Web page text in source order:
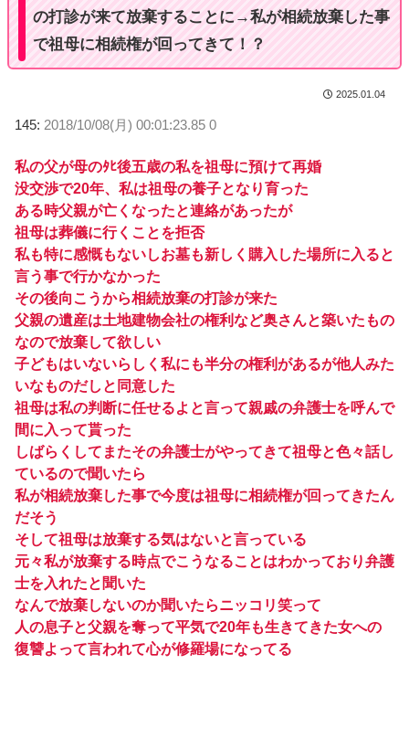
の打診が来て放棄することに→私が相続放棄した事
で祖母に相続権が回ってきて！？
2025.01.04
145: 2018/10/08(月) 00:01:23.85 0
私の父が母のﾀﾋ後五歳の私を祖母に預けて再婚
没交渉で20年、私は祖母の養子となり育った
ある時父親が亡くなったと連絡があったが
祖母は葬儀に行くことを拒否
私も特に感慨もないしお墓も新しく購入した場所に入ると
言う事で行かなかった
その後向こうから相続放棄の打診が来た
父親の遺産は土地建物会社の権利など奥さんと築いたもの
なので放棄して欲しい
子どもはいないらしく私にも半分の権利があるが他人みた
いなものだしと同意した
祖母は私の判断に任せるよと言って親戚の弁護士を呼んで
間に入って貰った
しばらくしてまたその弁護士がやってきて祖母と色々話し
ているので聞いたら
私が相続放棄した事で今度は祖母に相続権が回ってきたん
だそう
そして祖母は放棄する気はないと言っている
元々私が放棄する時点でこうなることはわかっており弁護
士を入れたと聞いた
なんで放棄しないのか聞いたらニッコリ笑って
人の息子と父親を奪って平気で20年も生きてきた女への
復讐よって言われて心が修羅場になってる